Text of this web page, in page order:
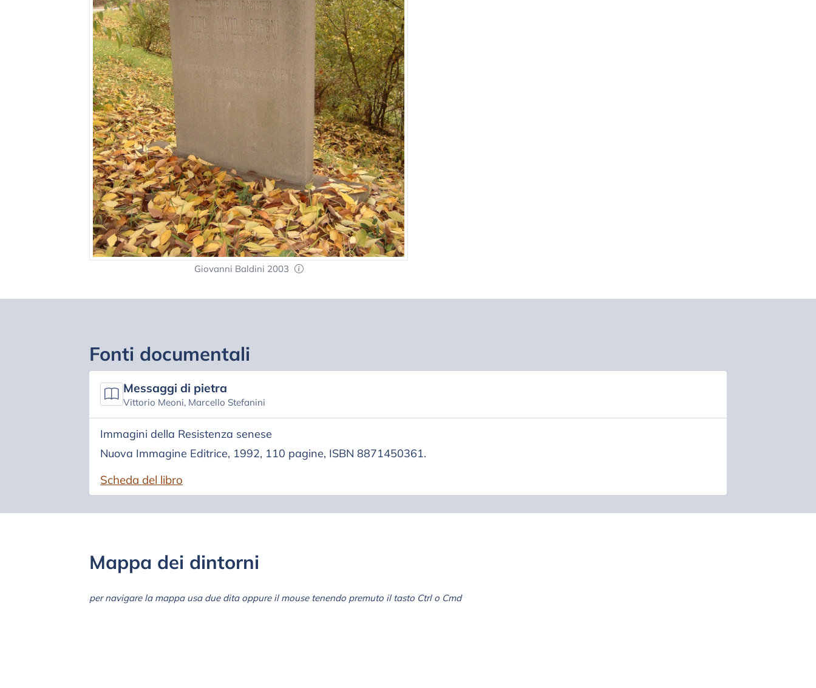
Giovanni Baldini 2003
Fonti documentali
Messaggi di pietra
Vittorio Meoni, Marcello Stefanini
Immagini della Resistenza senese
Nuova Immagine Editrice, 1992, 110 pagine, ISBN 8871450361.
Scheda del libro
Mappa dei dintorni
per navigare la mappa usa due dita oppure il mouse tenendo premuto il tasto Ctrl o Cmd